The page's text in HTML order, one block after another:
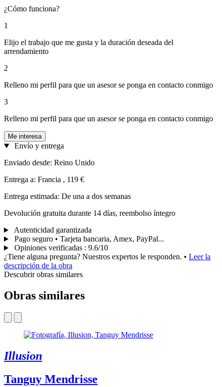
¿Cómo funciona?
1
Elijo el trabajo que me gusta y la duración deseada del
arrendamiento
2
Relleno mi perfil para que un asesor se ponga en contacto conmigo
3
Relleno mi perfil para que un asesor se ponga en contacto conmigo
Me interesa
Envío y entrega
Enviado desde: Reino Unido
Entrega a: Francia , 119 €
Entrega estimada: De una a dos semanas
Devolución gratuita durante 14 días, reembolso íntegro
Autenticidad garantizada
Pago seguro • Tarjeta bancaria, Amex, PayPal...
Opiniones verificadas : 9.6/10
¿Tiene alguna pregunta? Nuestros expertos le responden. • Leer la
descripción de la obra
Descubrir obras similares
Obras similares
Illusion
Tanguy Mendrisse